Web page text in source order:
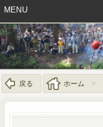
MENU
戻る ホーム